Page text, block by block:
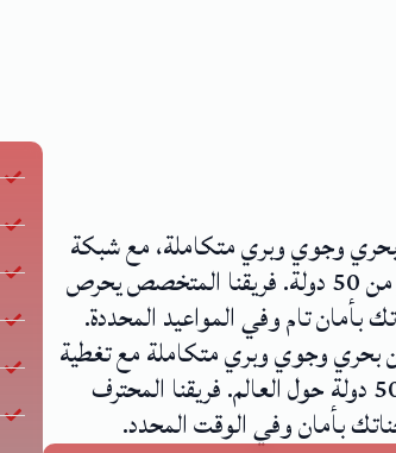
وجوي وبري متكاملة، مع شبكة
تغطية تمتد لأكثر من 50 دولة. فريقنا المتخصص يحرص
تام وفي المواعيد المحددة.
وجوي وبري متكاملة مع تغطية
شاملة لأكثر من 50 دولة حول العالم. فريقنا المحترف
بأمان وفي الوقت المحدد.